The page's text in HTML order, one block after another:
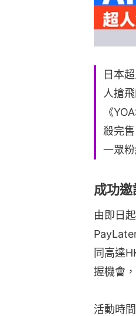
日本
人搶
《
殺完
一眾
成功
由即日
同高達
握機會
活動時